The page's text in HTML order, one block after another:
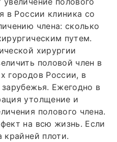
в России клиника со
члена: сколько
путем.
хирургии
половой член в
городов России, в
Ежегодно в
утолщение и
полового члена.
на всю жизнь. Если
крайней плоти.